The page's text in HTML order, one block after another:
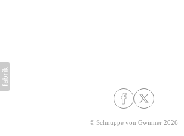
© Schnuppe von Gwinner 2026